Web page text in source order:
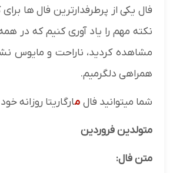
فال یکی از پرطرفدارترین فال ها
نکته مهم را یاد آوری کنیم که در
مشاهده کردید، ناراحت و مایوس
همراهی دلگرمیم.
شما میتوانید فال مارگاریتا روزانه
متولدین فروردین
متن فال: